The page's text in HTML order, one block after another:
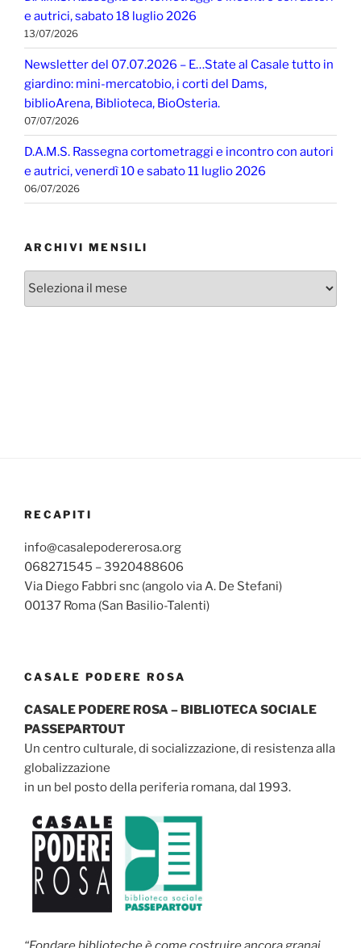
e autrici, sabato 18 luglio 2026
13/07/2026
Newsletter del 07.07.2026 – E…State al Casale tutto in
giardino: mini-mercatobio, i corti del Dams,
biblioArena, Biblioteca, BioOsteria.
07/07/2026
D.A.M.S. Rassegna cortometraggi e incontro con autori
e autrici, venerdì 10 e sabato 11 luglio 2026
06/07/2026
ARCHIVI MENSILI
Archivi
RECAPITI
info@casalepodererosa.org
068271545 – 3920488606
Via Diego Fabbri snc (angolo via A. De Stefani)
00137 Roma (San Basilio-Talenti)
CASALE PODERE ROSA
CASALE PODERE ROSA – BIBLIOTECA SOCIALE
PASSEPARTOUT
Un centro culturale, di socializzazione, di resistenza alla
globalizzazione
in un bel posto della periferia romana, dal 1993.